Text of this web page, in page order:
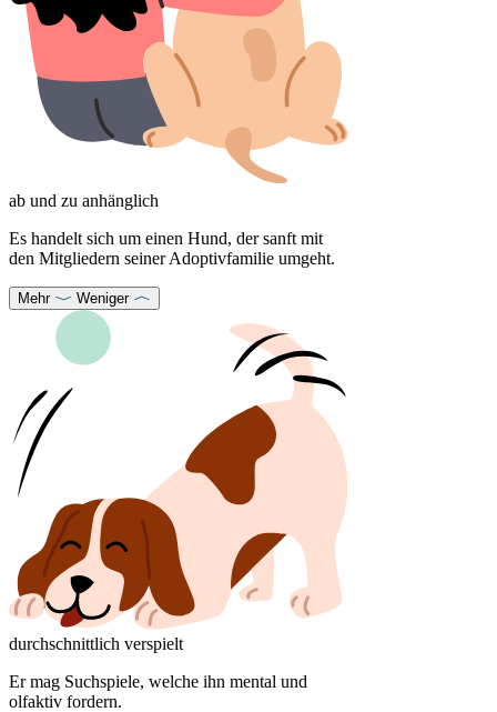
ab und zu anhänglich
Es handelt sich um einen Hund, der sanft mit
den Mitgliedern seiner Adoptivfamilie umgeht.
Mehr Weniger
durchschnittlich verspielt
Er mag Suchspiele, welche ihn mental und
olfaktiv fordern.